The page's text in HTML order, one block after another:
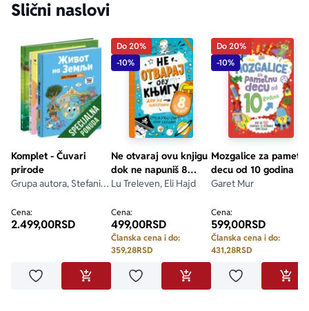
Slični naslovi
Komplet - Čuvari
prirode
Grupa autora, Stefani
Stefan Fratini
Cena:
2.499,00RSD
Dodaj u omiljeneDODAJ U KORPU
Do 20%
-10%
Ne otvaraj ovu knjigu
dok ne napuniš 8
godina
Lu Treleven, Eli Hajd
Cena:
499,00RSD
Članska cena i do:
359,28RSD
Dodaj u omiljeneDODAJ U KORPU
Do 20%
-10%
Mozgalice za
decu od 10 godina
Garet Mur
Cena:
599,00RSD
Članska cena i do:
431,28RSD
Dodaj u